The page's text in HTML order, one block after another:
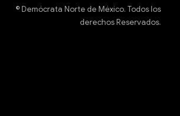
© Demócrata Norte de México. Todos los
derechos Reservados.